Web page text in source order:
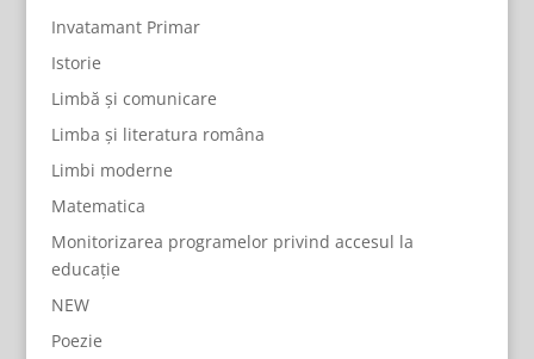
Invatamant Primar
Istorie
Limbă și comunicare
Limba și literatura româna
Limbi moderne
Matematica
Monitorizarea programelor privind accesul la
educație
NEW
Poezie